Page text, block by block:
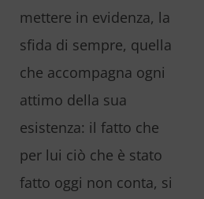
mettere in evidenza, la
sfida di sempre, quella
che accompagna ogni
attimo della sua
esistenza: il fatto che
per lui ciò che è stato
fatto oggi non conta, si